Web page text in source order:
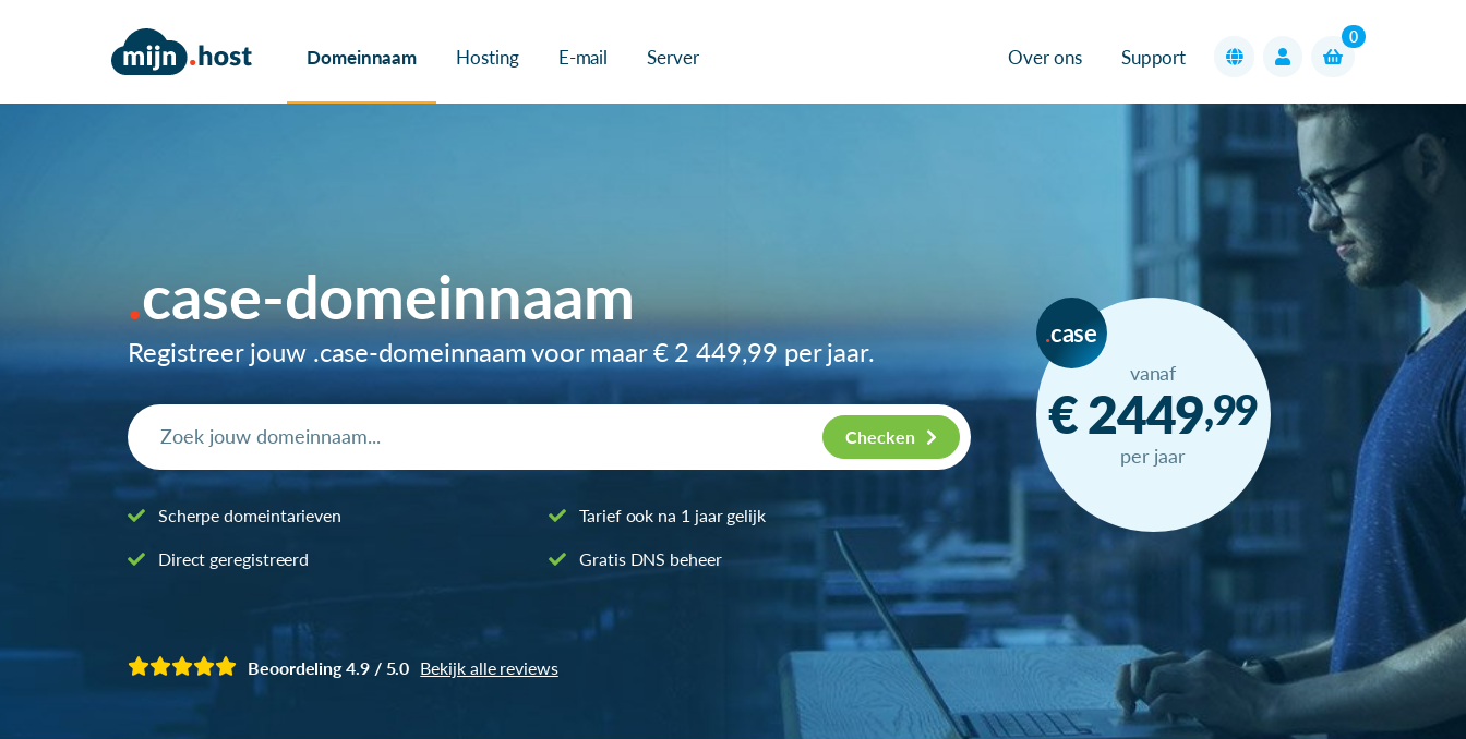
Domeinnaam Hosting E-mail Server Over ons Support
0
case-domeinnaam
Registreer jouw .case-domeinnaam voor maar€ 2 449,99 per jaar.
Checken
Scherpe domeintarieven
Direct geregistreerd
Tarief ook na 1 jaar gelijk
Gratis DNS beheer
case
vanaf
€ 2449,99
per jaar
Beoordeling 4.9 / 5.0 Bekijk alle reviews